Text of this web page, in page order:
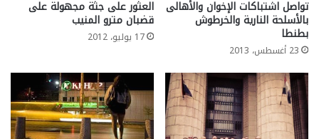
تواصل اشتباكات الإخوان والأهالى
بالأسلحة النارية والخرطوش
بطنطا
23 أغسطس، 2013
العثور على جثة مجهولة على
قضبان مترو المنيب
17 يوليو، 2012